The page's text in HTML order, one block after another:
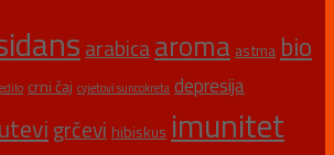
arabicaaroma astma bio
crni čaj cvjetovi suncokreta depresija
grčevi hibiskus imunitet